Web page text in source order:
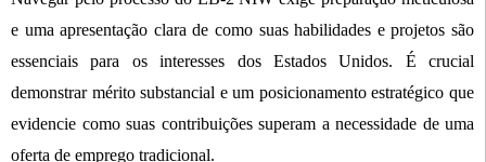
e uma apresentação clara de como suas habilidades e projetos são
essenciais para os interesses dos Estados Unidos. É crucial
demonstrar mérito substancial e um posicionamento estratégico que
evidencie como suas contribuições superam a necessidade de uma
oferta de emprego tradicional.